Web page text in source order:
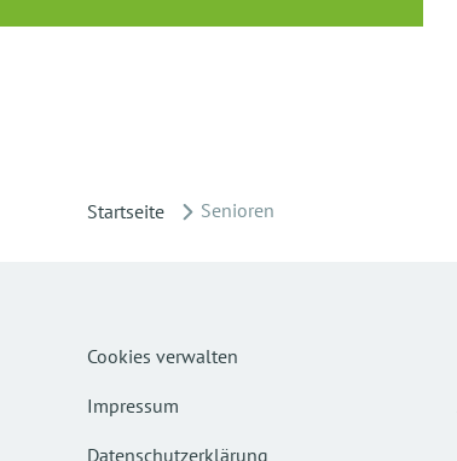
Startseite Senioren
Cookies verwalten
Impressum
Datenschutzerklärung